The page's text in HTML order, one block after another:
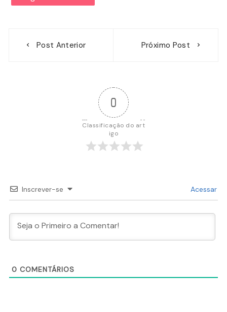
Post Anterior Próximo Post
0
Classificação do art
igo
Inscrever-se Acessar
0 COMENTÁRIOS